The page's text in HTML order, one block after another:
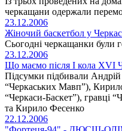
черкащани одержали
23.12.2006
Жіночий баскетбол у
Сьогодні черкащанки були
23.12.2006
Що маємо після І кола XVI
Підсумки підбивали
“Черкаських Мавп”),
“Черкаси-Баскет”), гравці
та Кирило Фесенко
22.12.2006